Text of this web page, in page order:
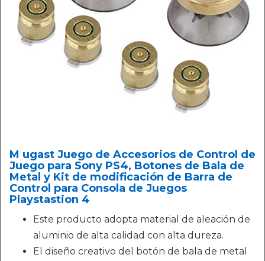
M ugast Juego de Accesorios de Control de
Juego para Sony PS4, Botones de Bala de
Metal y Kit de modificación de Barra de
Control para Consola de Juegos
Playstastion 4
Este producto adopta material de aleación de
aluminio de alta calidad con alta dureza.
El diseño creativo del botón de bala de metal